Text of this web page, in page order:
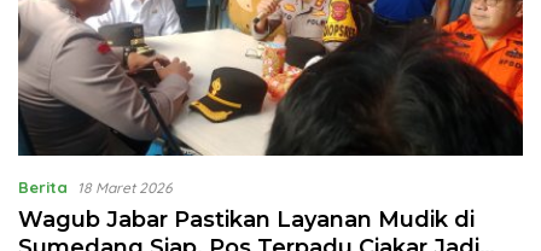
Berita 18 Maret 2026
Wagub Jabar Pastikan Layanan Mudik di